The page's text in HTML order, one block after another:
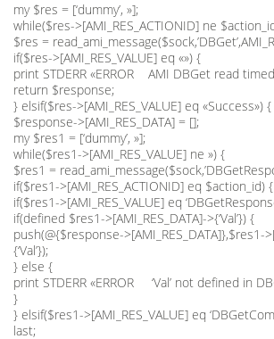
my $res = [‘dummy’, »];
while($res->[AMI_RES_ACTIONID] ne
$res =
if($res->[AMI_RES_VALUE] eq «») {
print STDERR «ERROR AMI DBGet read
return $response;
} elsif($res->[AMI_RES_VALUE] eq «Success») {
$response->[AMI_RES_DATA] = [];
my $res1 = [‘dummy’, »];
while($res1->[AMI_RES_VALUE] ne ») {
$res1 =
if($res1->[AMI_RES_ACTIONID] eq $action_id) {
if($res1->[AMI_RES_VALUE] eq
if(defined $res1->[AMI_RES_DATA]->{‘Val’}) {
push(@{$response->[AMI_RES_DATA]},$res1-
{‘Val’});
} else {
print STDERR «ERROR ‘Val’ not defined in
}
} elsif($res1->[AMI_RES_VALUE] eq
last;